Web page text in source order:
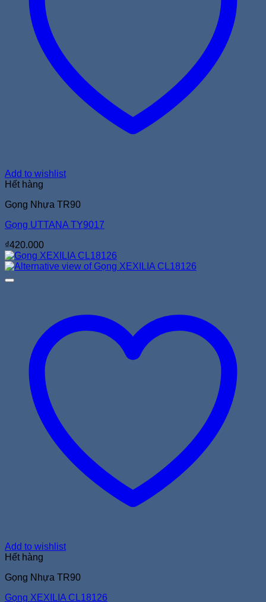
Add to wishlist
Hết hàng
Gọng Nhựa TR90
Gọng UTTANA TY9017
₫420.000
Add to wishlist
Hết hàng
Gọng Nhựa TR90
Gọng XEXILIA CL18126